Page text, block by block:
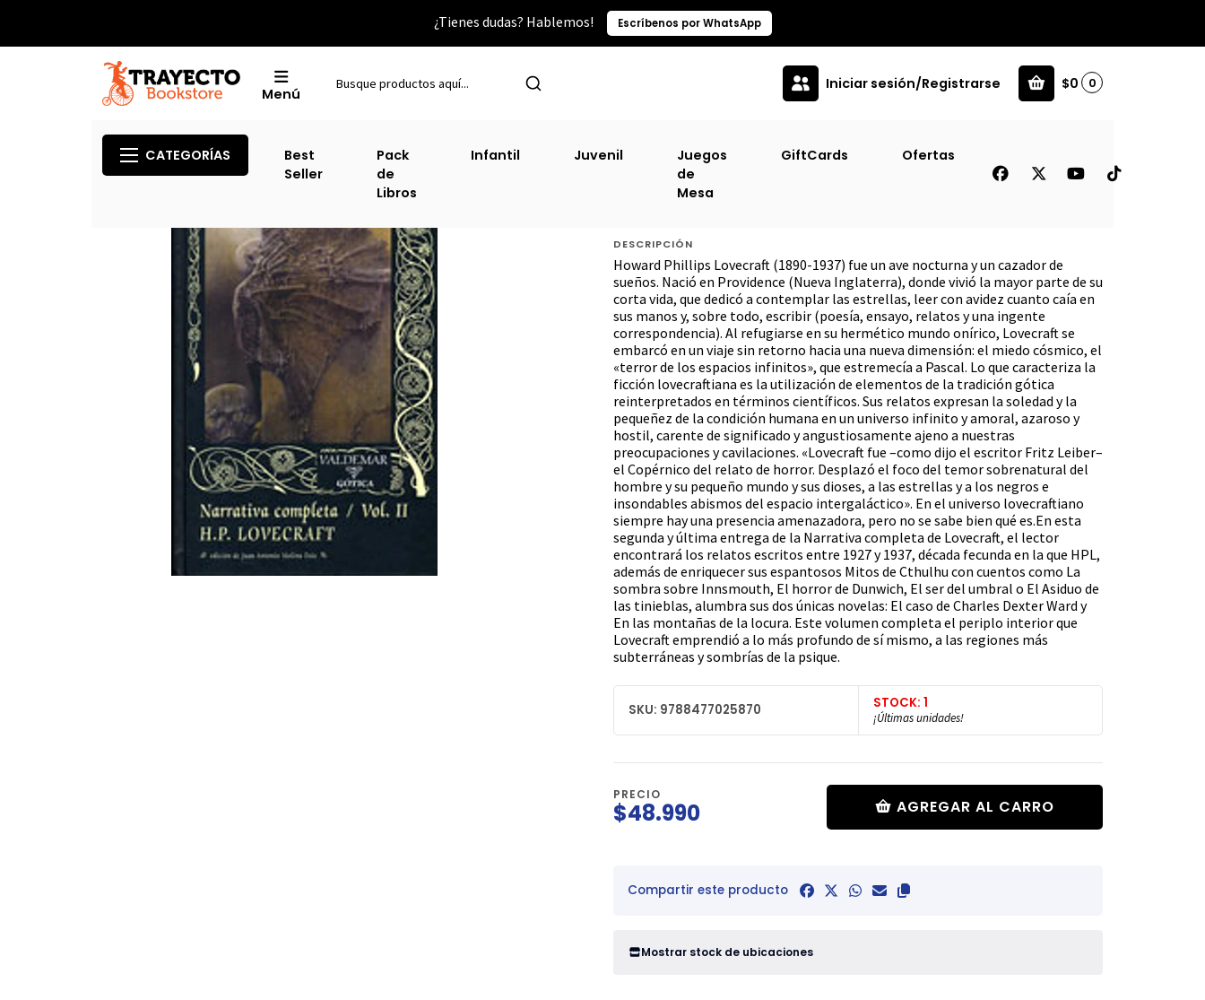
¿Tienes dudas? Hablemos! Escríbenos por WhatsApp
Menú
Iniciar sesión/Registrarse $0 0
CATEGORÍAS
Best
Seller
Pack
de
Libros
Infantil Juvenil
Juegos
de
Mesa
GiftCards Ofertas
Narrativa Completa Lovecraft Vol #2 (Td-
DESCRIPCIÓN
Howard Phillips Lovecraft (1890-1937) fue un ave nocturna y un cazador de
sueños. Nació en Providence (Nueva Inglaterra), donde vivió la mayor parte de su
corta vida, que dedicó a contemplar las estrellas, leer con avidez cuanto caía en
sus manos y, sobre todo, escribir (poesía, ensayo, relatos y una ingente
correspondencia). Al refugiarse en su hermético mundo onírico, Lovecraft se
embarcó en un viaje sin retorno hacia una nueva dimensión: el miedo cósmico, el
«terror de los espacios infinitos», que estremecía a Pascal. Lo que caracteriza la
ficción lovecraftiana es la utilización de elementos de la tradición gótica
reinterpretados en términos científicos. Sus relatos expresan la soledad y la
pequeñez de la condición humana en un universo infinito y amoral, azaroso y
hostil, carente de significado y angustiosamente ajeno a nuestras
preocupaciones y cavilaciones. «Lovecraft fue –como dijo el escritor Fritz Leiber–
el Copérnico del relato de horror. Desplazó el foco del temor sobrenatural del
hombre y su pequeño mundo y sus dioses, a las estrellas y a los negros e
insondables abismos del espacio intergaláctico». En el universo lovecraftiano
siempre hay una presencia amenazadora, pero no se sabe bien qué es.En esta
segunda y última entrega de la Narrativa completa de Lovecraft, el lector
encontrará los relatos escritos entre 1927 y 1937, década fecunda en la que HPL,
además de enriquecer sus espantosos Mitos de Cthulhu con cuentos como La
sombra sobre Innsmouth, El horror de Dunwich, El ser del umbral o El Asiduo de
las tinieblas, alumbra sus dos únicas novelas: El caso de Charles Dexter Ward y
En las montañas de la locura. Este volumen completa el periplo interior que
Lovecraft emprendió a lo más profundo de sí mismo, a las regiones más
subterráneas y sombrías de la psique.
SKU: 9788477025870 STOCK: 1
¡Últimas unidades!
PRECIO
$48.990 AGREGAR AL CARRO
Compartir este producto
Mostrar stock de ubicaciones